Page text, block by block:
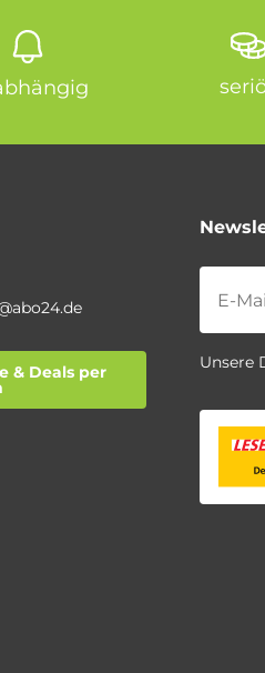
& Deals per Unsere